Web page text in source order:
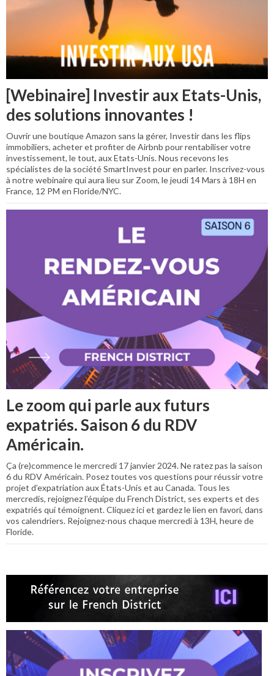
[Webinaire] Investir aux Etats-Unis,
des solutions innovantes !
Ouvrir une boutique Amazon sans la gérer, Investir dans les flips
immobiliers, acheter et profiter de Airbnb pour rentabiliser votre
investissement, le tout, aux Etats-Unis. Nous recevons les
spécialistes de la société SmartInvest pour en parler. Inscrivez-vous
à notre webinaire qui aura lieu sur Zoom, le jeudi 14 Mars à 18H en
France, 12 PM en Floride/NYC.
Le zoom qui parle aux futurs
expatriés. Saison 6 du RDV
Américain.
Ça (re)commence le mercredi 17 janvier 2024. Ne ratez pas la saison
6 du RDV Américain. Posez toutes vos questions pour réussir votre
projet d’expatriation aux États-Unis et au Canada. Tous les
mercredis, rejoignez l’équipe du French District, ses experts et des
expatriés qui témoignent. Cliquez ici et gardez le lien en favori, dans
vos calendriers. Rejoignez-nous chaque mercredi à 13H, heure de
Floride.